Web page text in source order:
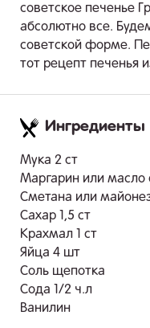
советское печенье
абсолютно все.
советской форме.
тот рецепт печенья
Ингредиенты
Мука 2 ст
Маргарин или масло
Сметана или
Сахар 1,5 ст
Крахмал 1 ст
Яйца 4 шт
Соль щепотка
Сода 1/2 ч.л
Ванилин